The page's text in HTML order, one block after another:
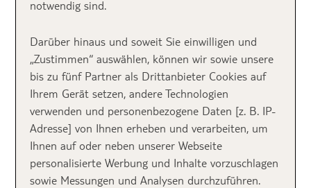
Reiseziel. Vor allem die Inseln verzaubern mit
strahlend weißem Sand, türkisblauem Wasser und
sauberen Stränden. Wenn du es lieber ruhiger magst,
dann solltest du nachMenorcareisen. Kleine
Buchten wie die Cala Marcella, dieCala Algaiarens
mit ihrem rötlichen Strand oder die von weißen
Kalksteinfelsen umrandeteCala Mitjanaladen zum
Sonnenbaden und Plantschen ein.
notwendig sind.
Darüber hinaus und soweit Sie einwilligen und
„Zustimmen“ auswählen, können wir sowie unsere
bis zu fünf Partner als Drittanbieter Cookies auf
Ihrem Gerät setzen, andere Technologien
verwenden und personenbezogene Daten [z. B. IP-
Adresse] von Ihnen erheben und verarbeiten, um
Ihnen auf oder neben unserer Webseite
personalisierte Werbung und Inhalte vorzuschlagen
sowie Messungen und Analysen durchzuführen.